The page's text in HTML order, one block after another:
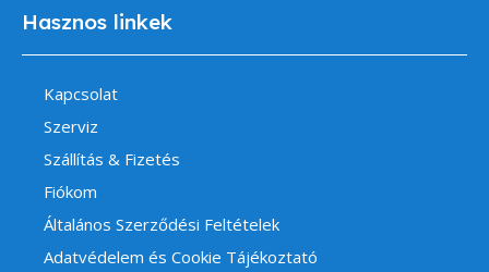
Hasznos linkek
Kapcsolat
Szerviz
Szállítás & Fizetés
Fiókom
Általános Szerződési Feltételek
Adatvédelem és Cookie Tájékoztató